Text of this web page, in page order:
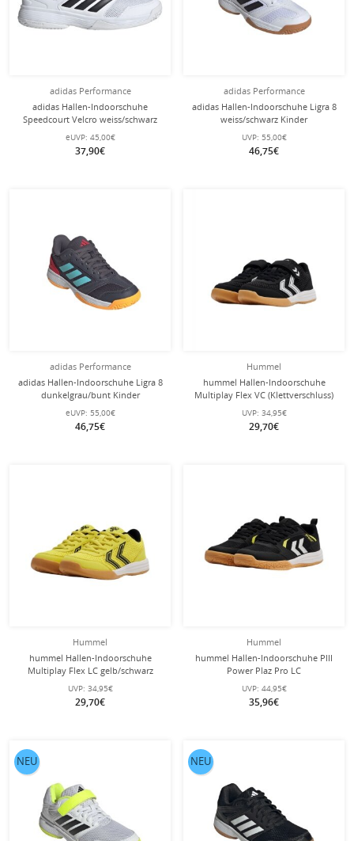
adidas Performance
adidas Hallen-Indoorschuhe
Speedcourt Velcro weiss/schwarz
Kinder
eUVP: 45,00€
37,90€
adidas Performance
adidas Hallen-Indoorschuhe Ligra 8
weiss/schwarz Kinder
UVP: 55,00€
46,75€
adidas Performance
adidas Hallen-Indoorschuhe Ligra 8
dunkelgrau/bunt Kinder
eUVP: 55,00€
46,75€
Hummel
hummel Hallen-Indoorschuhe
Multiplay Flex VC (Klettverschluss)
schwarz/weiss Kinder
UVP: 34,95€
29,70€
Hummel
hummel Hallen-Indoorschuhe
Multiplay Flex LC gelb/schwarz
Kinder
UVP: 34,95€
29,70€
Hummel
hummel Hallen-Indoorschuhe PIII
Power Plaz Pro LC
schwarz/weiss/gelb Kinder
UVP: 44,95€
35,96€
NEU NEU